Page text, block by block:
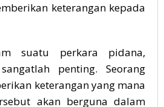
keterangan kepada
suatu perkara pidana,
penting. Seorang
keterangan yang mana
akan berguna dalam